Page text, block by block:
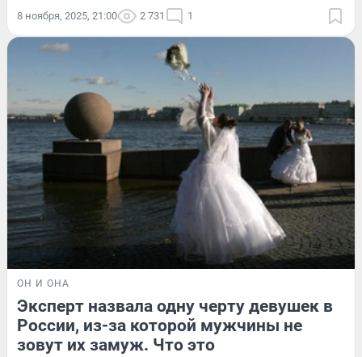
8 ноября, 2025, 21:00 2 731 1
ОН И ОНА
Эксперт назвала одну черту девушек в
России, из-за которой мужчины не
зовут их замуж. Что это